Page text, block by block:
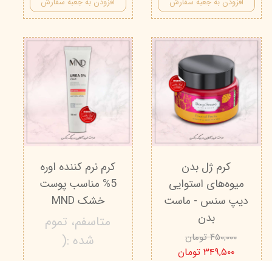
کرم ژل بدن
میوه‌های استوایی
دیپ سنس - ماست
بدن
۴۵۰,۰۰۰ تومان
۳۴۹,۵۰۰ تومان
کرم نرم کننده اوره
5% مناسب پوست
خشک MND
متاسفم، تموم
شده :(